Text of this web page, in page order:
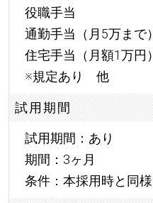
役職手当
通勤手当（月5万まで）
住宅手当（月額1万円）
※規定あり 他
試用期間
試用期間：あり
期間：3ヶ月
条件：本採用時と同様